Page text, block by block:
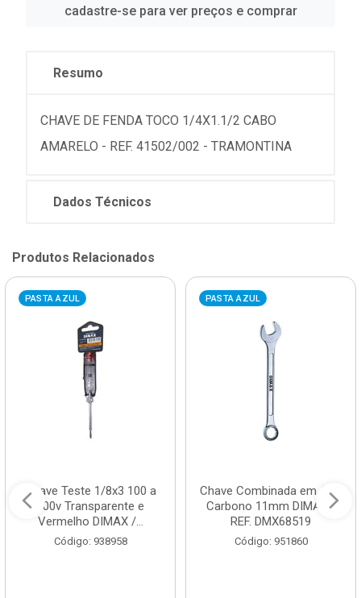
cadastre-se para ver preços e comprar
Resumo
CHAVE DE FENDA TOCO 1/4X1.1/2 CABO
AMARELO - REF. 41502/002 - TRAMONTINA
Dados Técnicos
Produtos Relacionados
PASTA AZUL
Chave Teste 1/8x3 100 a
500v Transparente e
Vermelho DIMAX /...
Código: 938958
PASTA AZUL
Chave Combinada em Aço
Carbono 11mm DIMAX /
REF. DMX68519
Código: 951860